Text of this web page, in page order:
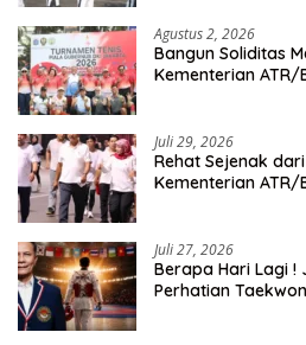
Agustus 2, 2026
Bangun Soliditas
Kementerian ATR/
Juli 29, 2026
Rehat Sejenak
Kementerian ATR/
Juli 27, 2026
Berapa Hari Lagi
Perhatian